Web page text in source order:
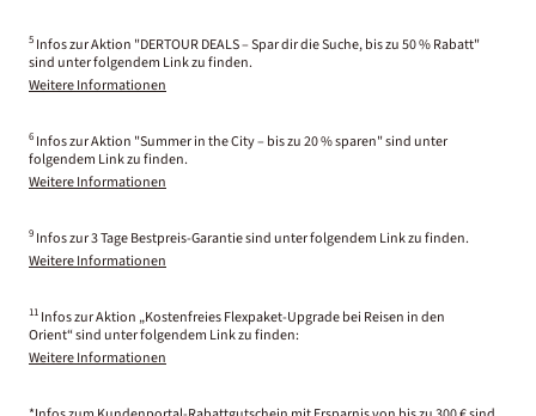
5 Infos zur Aktion "DERTOUR DEALS – Spar dir die Suche, bis zu 50 % Rabatt"
sind unter folgendem Link zu finden.
Weitere Informationen
6 Infos zur Aktion "Summer in the City – bis zu 20 % sparen" sind unter
folgendem Link zu finden.
Weitere Informationen
9 Infos zur 3 Tage Bestpreis-Garantie sind unter folgendem Link zu finden.
Weitere Informationen
11 Infos zur Aktion „Kostenfreies Flexpaket-Upgrade bei Reisen in den
Orient“ sind unter folgendem Link zu finden:
Weitere Informationen